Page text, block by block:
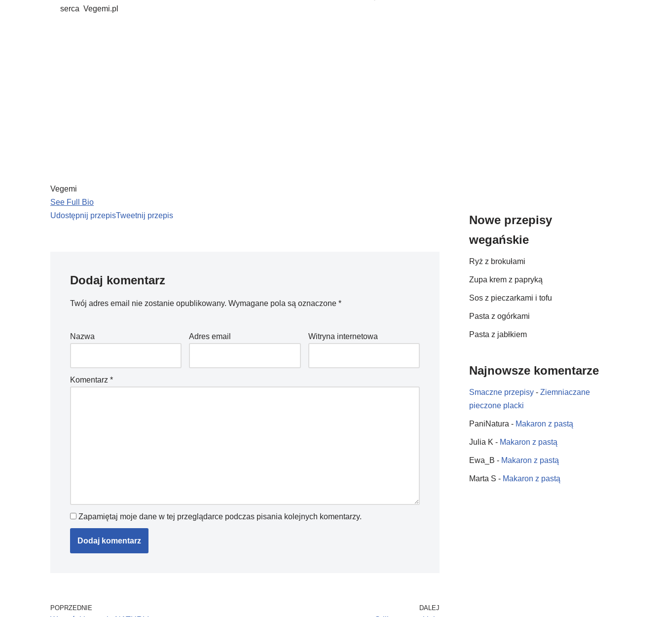
serca Vegemi.pl
Vegemi
See Full Bio
Udostępnij przepisTweetnij przepis
Dodaj komentarz
Twój adres email nie zostanie opublikowany. Wymagane pola są oznaczone *
Nazwa Adres email Witryna internetowa
Komentarz *
Zapamiętaj moje dane w tej przeglądarce podczas pisania kolejnych komentarzy.
POPRZEDNIE DALEJ
Nowe przepisy
wegańskie
Ryż z brokułami
Zupa krem z papryką
Sos z pieczarkami i tofu
Pasta z ogórkami
Pasta z jabłkiem
Najnowsze komentarze
Smaczne przepisy - Ziemniaczane
pieczone placki
PaniNatura - Makaron z pastą
Julia K - Makaron z pastą
Ewa_B - Makaron z pastą
Marta S - Makaron z pastą